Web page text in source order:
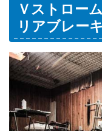
Ｖストロー
リアブレー